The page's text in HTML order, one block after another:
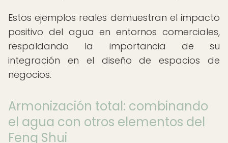
Estos ejemplos reales demuestran el impacto
positivo del agua en entornos comerciales,
respaldando la importancia de su
integración en el diseño de espacios de
negocios.
Armonización total: combinando
el agua con otros elementos del
Feng Shui